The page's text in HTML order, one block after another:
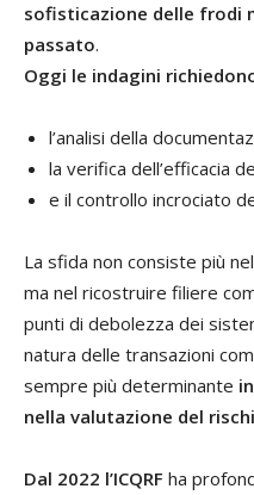
sofisticazione delle frodi
passato.
Oggi le indagini
l’analisi della
la verifica dell’efficacia
e il controllo incrociato
La sfida non consiste più
ma nel ricostruire filiere
punti di debolezza dei
natura delle transazioni
sempre più determinante
nella valutazione del
Dal 2022 l’ICQRF ha